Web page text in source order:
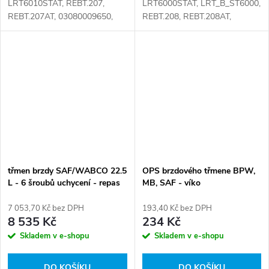
LRT6010STAT, REBT.207,
REBT.207AT, 03080009650,
3080009600, 3080009620,
LRT6000STAT, LRT_B_ST6000,
REBT.208, REBT.208AT,
03080009500, 03080009550,
třmen brzdy SAF/WABCO 22.5
L - 6 šroubů uchycení - repas
bez brzdových desek
7 053,70 Kč bez DPH
8 535 Kč
Skladem v e-shopu
OPS brzdového třmene BPW,
MB, SAF - víko
193,40 Kč bez DPH
234 Kč
Skladem v e-shopu